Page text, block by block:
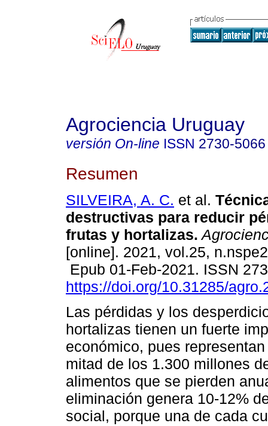
Agrociencia Uruguay
versión On-line ISSN 2730-5066
Resumen
SILVEIRA, A. C. et al.
destructivas para reducir
frutas y hortalizas.
[online]. 2021, vol.25,
Epub 01-Feb-2021. ISSN
https://doi.org/10.31285/
Las pérdidas y los
hortalizas tienen un fuerte
económico, pues
mitad de los 1.300 millones
alimentos que se pierden
eliminación genera 10-12%
social, porque una de cada